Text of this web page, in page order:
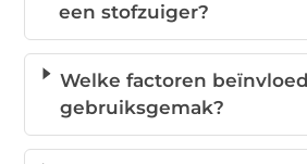
een stofzuiger?
Welke factoren
gebruiksgemak?